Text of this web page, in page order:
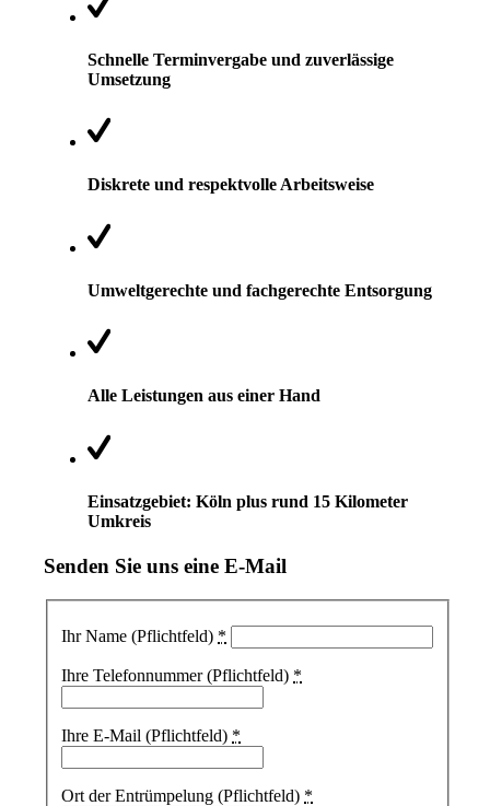
Schnelle Terminvergabe und zuverlässige
Umsetzung
Diskrete und respektvolle Arbeitsweise
Umweltgerechte und fachgerechte Entsorgung
Alle Leistungen aus einer Hand
Einsatzgebiet: Köln plus rund 15 Kilometer
Umkreis
Senden Sie uns eine E-Mail
Ihr Name (Pflichtfeld) *
Ihre Telefonnummer (Pflichtfeld) *
Ihre E-Mail (Pflichtfeld) *
Ort der Entrümpelung (Pflichtfeld) *